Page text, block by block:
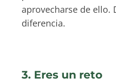
aprovecharse de ello.
diferencia.
3. Eres un reto